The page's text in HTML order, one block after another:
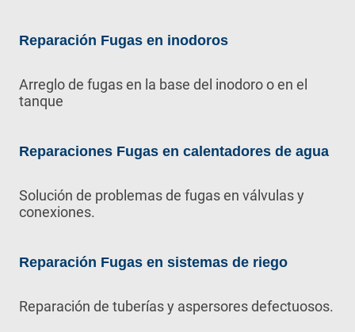
Reparación Fugas en inodoros
Arreglo de fugas en la base del inodoro o en el
tanque
Reparaciones Fugas en calentadores de agua
Solución de problemas de fugas en válvulas y
conexiones.
Reparación Fugas en sistemas de riego
Reparación de tuberías y aspersores defectuosos.